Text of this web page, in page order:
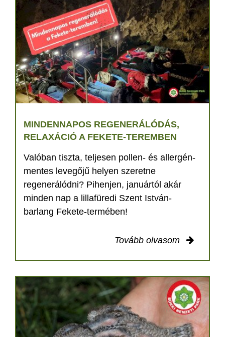
MINDENNAPOS REGENERÁLÓDÁS,
RELAXÁCIÓ A FEKETE-TEREMBEN
Valóban tiszta, teljesen pollen- és allergén-
mentes levegőjű helyen szeretne
regenerálódni? Pihenjen, januártól akár
minden nap a lillafüredi Szent István-
barlang Fekete-termében!
Tovább olvasom